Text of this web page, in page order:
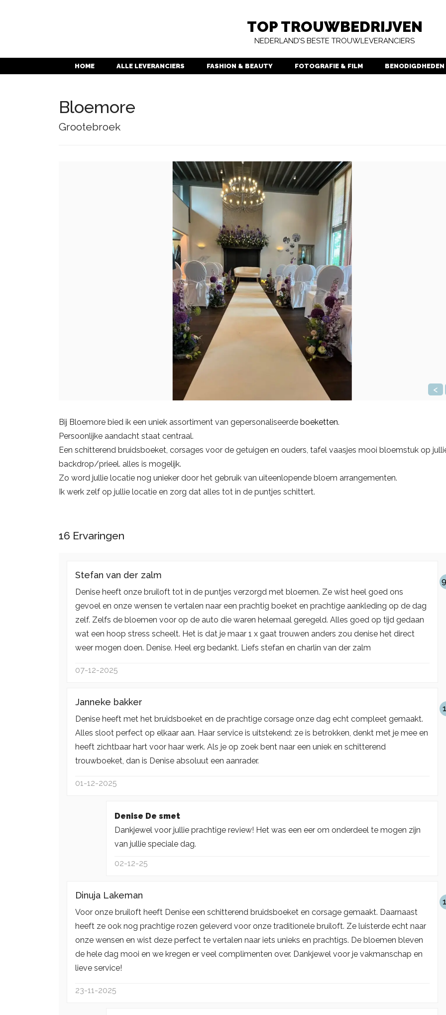
TOP TROUWBEDRIJVEN
NEDERLAND’S BESTE TROUWLEVERANCIERS
HOME ALLE LEVERANCIERS FASHION & BEAUTY FOTOGRAFIE & FILM BENODIGDHEDEN
Bloemore
Grootebroek
<
Bij Bloemore bied ik een uniek assortiment van gepersonaliseerde boeketten.
Persoonlijke aandacht staat centraal.
Een schitterend bruidsboeket, corsages voor de getuigen en ouders, tafel vaasjes mooi bloemstuk op
backdrop/prieel. alles is mogelijk.
Zo word jullie locatie nog unieker door het gebruik van uiteenlopende bloem arrangementen.
Ik werk zelf op jullie locatie en zorg dat alles tot in de puntjes schittert.
16 Ervaringen
Stefan van der zalm
Denise heeft onze bruiloft tot in de puntjes verzorgd met bloemen. Ze wist heel goed ons
gevoel en onze wensen te vertalen naar een prachtig boeket en prachtige aankleding op de dag
zelf. Zelfs de bloemen voor op de auto die waren helemaal geregeld. Alles goed op tijd gedaan
wat een hoop stress scheelt. Het is dat je maar 1 x gaat trouwen anders zou denise het direct
weer mogen doen. Denise. Heel erg bedankt. Liefs stefan en charlin van der zalm
07-12-2025
Janneke bakker
Denise heeft met het bruidsboeket en de prachtige corsage onze dag echt compleet gemaakt.
Alles sloot perfect op elkaar aan. Haar service is uitstekend: ze is betrokken, denkt met je mee en
heeft zichtbaar hart voor haar werk. Als je op zoek bent naar een uniek en schitterend
trouwboeket, dan is Denise absoluut een aanrader.
01-12-2025
Denise De smet
Dankjewel voor jullie prachtige review! Het was een eer om onderdeel te mogen zijn
van jullie speciale dag.
02-12-25
Dinuja Lakeman
Voor onze bruiloft heeft Denise een schitterend bruidsboeket en corsage gemaakt. Daarnaast
heeft ze ook nog prachtige rozen geleverd voor onze traditionele bruiloft. Ze luisterde echt naar
onze wensen en wist deze perfect te vertalen naar iets unieks en prachtigs. De bloemen bleven
de hele dag mooi en we kregen er veel complimenten over. Dankjewel voor je vakmanschap en
lieve service!
23-11-2025